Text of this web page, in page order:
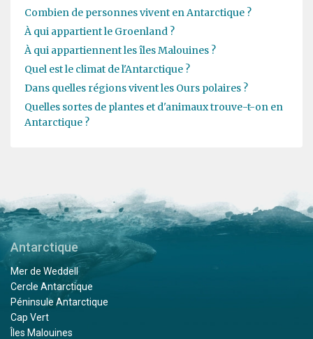
Combien de personnes vivent en Antarctique ?
À qui appartient le Groenland ?
À qui appartiennent les îles Malouines ?
Quel est le climat de l'Antarctique ?
Dans quelles régions vivent les Ours polaires ?
Quelles sortes de plantes et d'animaux trouve-t-on en
Antarctique ?
Antarctique
Mer de Weddell
Cercle Antarctique
Péninsule Antarctique
Cap Vert
Îles Malouines